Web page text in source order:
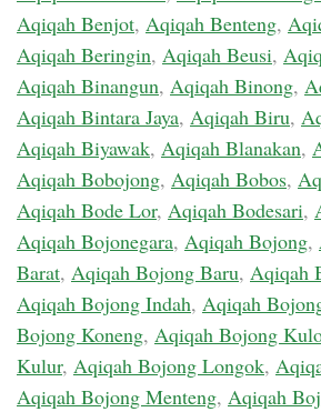
Aqiqah Benjot, Aqiqah Benteng,
Aqiqah Beringin, Aqiqah Beusi,
Aqiqah Binangun, Aqiqah Binong,
Aqiqah Bintara Jaya, Aqiqah Biru,
Aqiqah Biyawak, Aqiqah Blanakan,
Aqiqah Bobojong, Aqiqah Bobos,
Aqiqah Bode Lor, Aqiqah Bodesari,
Aqiqah Bojonegara, Aqiqah Bojong,
Barat, Aqiqah Bojong Baru, Aqiqah
Aqiqah Bojong Indah, Aqiqah
Bojong Koneng, Aqiqah Bojong
Kulur, Aqiqah Bojong Longok,
Aqiqah Bojong Menteng, Aqiqah